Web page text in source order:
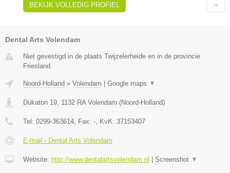
BEKIJK VOLLEDIG PROFIEL
Dental Arts Volendam
Niet gevestigd in de plaats Twijzelerheide en in de provincie
Friesland.
Noord-Holland » Volendam Google maps ▼
Dukaton 19 1132 RA Volendam (Noord-Holland)
Tel: 0299-363614 , Fax: - , KvK: 37153407
E-mail › Dental Arts Volendam
Website: http://www.dentalartsvolendam.nl Screenshot ▼